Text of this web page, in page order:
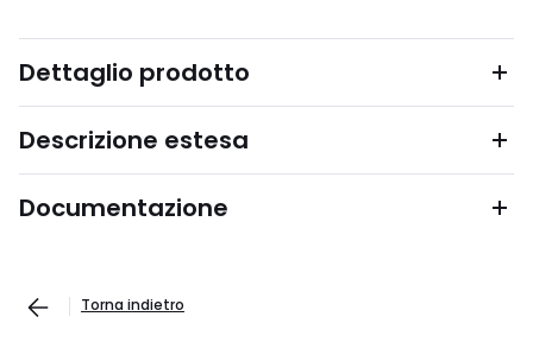
Dettaglio prodotto
Descrizione estesa
Documentazione
Torna indietro